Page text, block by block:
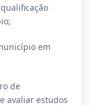
em
de
avaliar estudos